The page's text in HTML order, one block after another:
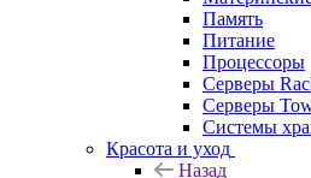
Память
Питание
Процессоры
Серверы
Серверы
Системы
Красота и уход
Назад